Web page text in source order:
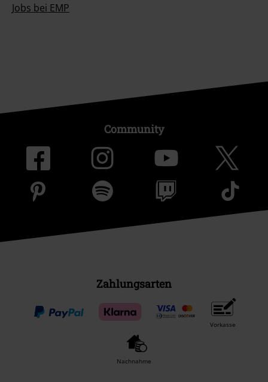
Jobs bei EMP
Community
Zahlungsarten
Vorkasse
Nachnahme